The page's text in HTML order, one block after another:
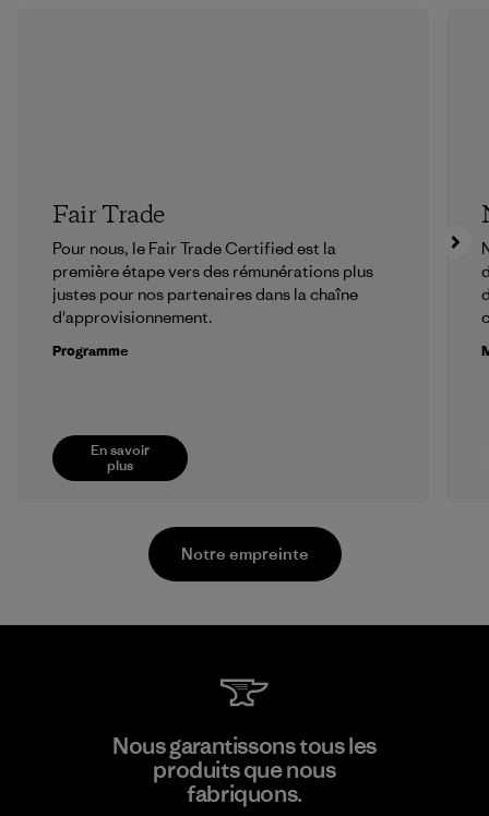
En savoir
plus
Fair Trade
Pour nous, le Fair Trade Certified est la
première étape vers des rémunérations plus
justes pour nos partenaires dans la chaîne
d'approvisionnement.
Programme
Greentech Headgear Company
Limited - Dong Nai
Notre empreinte
Nous garantissons tous les
produits que nous
fabriquons.